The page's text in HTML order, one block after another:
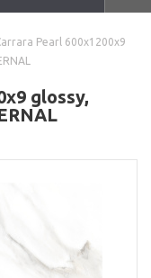
Pearl 600х1200х9
glossy,